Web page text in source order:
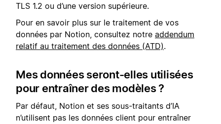
TLS 1.2 ou d’une version supérieure.
Pour en savoir plus sur le traitement de vos
données par Notion, consultez notre addendum
relatif au traitement des données (ATD).
Mes données seront-elles utilisées
pour entraîner des modèles ?
Par défaut, Notion et ses sous-traitants d’IA
n’utilisent pas les données client pour entraîner